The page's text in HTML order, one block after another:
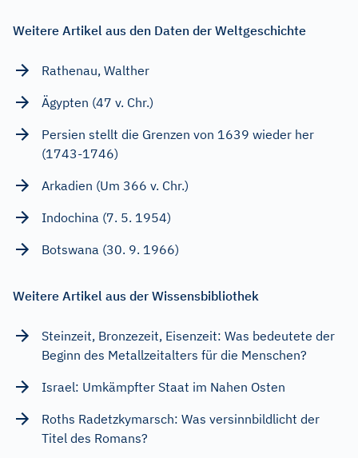
Weitere Artikel aus den Daten der Weltgeschichte
Rathenau, Walther
Ägypten (47 v. Chr.)
Persien stellt die Grenzen von 1639 wieder her
(1743-1746)
Arkadien (Um 366 v. Chr.)
Indochina (7. 5. 1954)
Botswana (30. 9. 1966)
Weitere Artikel aus der Wissensbibliothek
Steinzeit, Bronzezeit, Eisenzeit: Was bedeutete der
Beginn des Metallzeitalters für die Menschen?
Israel: Umkämpfter Staat im Nahen Osten
Roths Radetzkymarsch: Was versinnbildlicht der
Titel des Romans?